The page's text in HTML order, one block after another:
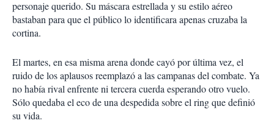
personaje querido. Su máscara estrellada y su estilo aéreo
bastaban para que el público lo identificara apenas cruzaba la
cortina.
El martes, en esa misma arena donde cayó por última vez, el
ruido de los aplausos reemplazó a las campanas del combate. Ya
no había rival enfrente ni tercera cuerda esperando otro vuelo.
Sólo quedaba el eco de una despedida sobre el ring que definió
su vida.